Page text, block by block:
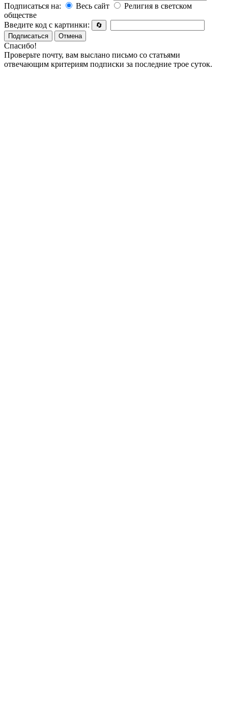
Подписаться на:
Весь сайт
Религия в светском
обществе
Введите код с картинки:
🔄
Подписаться
Отмена
Спасибо!
Проверьте почту, вам выслано письмо со статьями
отвечающим критериям подписки за последние трое суток.